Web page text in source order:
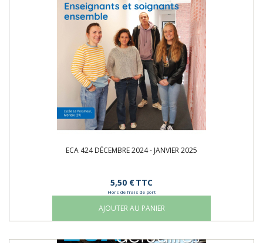
ECA 424 DÉCEMBRE 2024 - JANVIER 2025
5,50 €TTC
Hors de frais de port
AJOUTER AU PANIER